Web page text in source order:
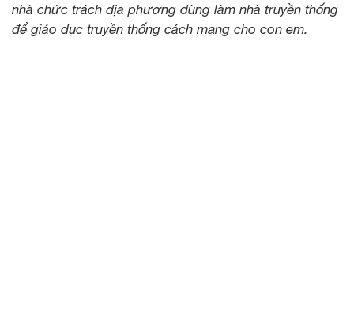
nhà chức trách địa phương dùng làm nhà truyền thống
để giáo dục truyền thống cách mạng cho con em.